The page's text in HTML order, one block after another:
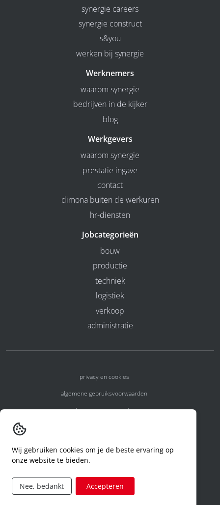
synergie careers
synergie construct
s&you
werken bij synergie
Werknemers
waarom synergie
bedrijven in de kijker
blog
Werkgevers
waarom synergie
prestatie ingave
contact
dimona buiten de werkuren
hr-diensten
Jobcategorieën
bouw
productie
techniek
logistiek
verkoop
administratie
privacy en cookies
algemene gebruiksvoorwaarden
algemene voorwaarden
code of conduct
aanvraag rechten ivm privacy
Wij gebruiken cookies om je de beste ervaring op
onze website te bieden.
Nee, bedankt Accepteren